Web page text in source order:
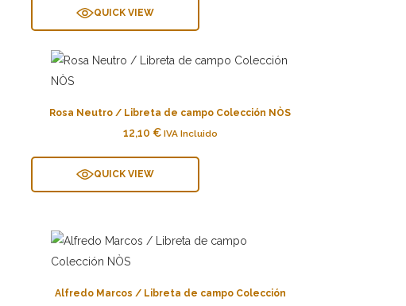
QUICK VIEW
Rosa Neutro / Libreta de campo Colección NÒS
12,10 € IVA Incluido
QUICK VIEW
Alfredo Marcos / Libreta de campo Colección